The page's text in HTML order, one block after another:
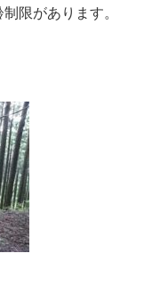
限があります。